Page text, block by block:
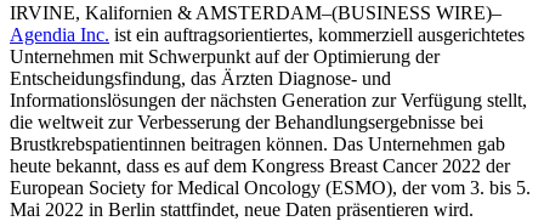
IRVINE, Kalifornien & AMSTERDAM–(BUSINESS WIRE)–
Agendia Inc. ist ein auftragsorientiertes, kommerziell ausgerichtetes
Unternehmen mit Schwerpunkt auf der Optimierung der
Entscheidungsfindung, das Ärzten Diagnose- und
Informationslösungen der nächsten Generation zur Verfügung stellt,
die weltweit zur Verbesserung der Behandlungsergebnisse bei
Brustkrebspatientinnen beitragen können. Das Unternehmen gab
heute bekannt, dass es auf dem Kongress Breast Cancer 2022 der
European Society for Medical Oncology (ESMO), der vom 3. bis 5.
Mai 2022 in Berlin stattfindet, neue Daten präsentieren wird.